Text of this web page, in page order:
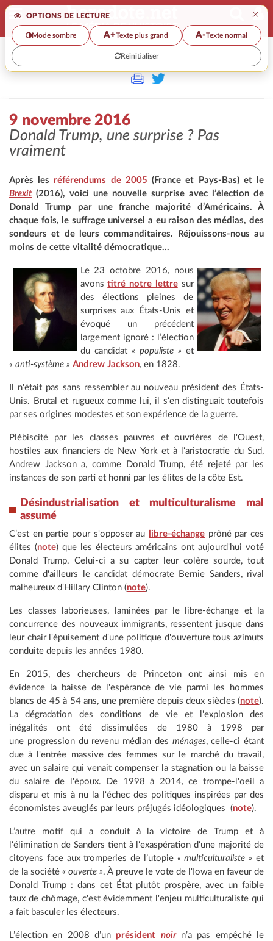
OPTIONS DE LECTURE ×
Mode sombre A+Texte plus grand A-Texte normal
Reinitialiser
>
9 novembre 2016
Donald Trump, une surprise ? Pas
vraiment
Après les référendums de 2005 (France et Pays-Bas) et le
Brexit(2016), voici une nouvelle surprise avec l’élection de
Donald Trump par une franche majorité d’Américains. À
chaque fois, le suffrage universel a eu raison des médias, des
sondeurs et de leurs commanditaires. Réjouissons-nous au
moins de cette vitalité démocratique...
Le 23 octobre 2016, nous
avonstitré notre lettresur
des élections pleines de
surprises aux États-Unis et
évoqué un précédent
largement ignoré : l’élection
du candidat « populiste » et
« anti-système » Andrew Jackson, en 1828.
Il n'était pas sans ressembler au nouveau président des États-
Unis. Brutal et rugueux comme lui, il s'en distinguait toutefois
par ses origines modestes et son expérience de la guerre.
Plébiscité par les classes pauvres et ouvrières de l'Ouest,
hostiles aux financiers de New York et à l'aristocratie du Sud,
Andrew Jackson a, comme Donald Trump, été rejeté par les
instances de son parti et honni par les élites de la côte Est.
Désindustrialisation et multiculturalisme mal
assumé
C’est en partie pour s'opposer au libre-échange prôné par ces
élites (note) que les électeurs américains ont aujourd'hui voté
Donald Trump. Celui-ci a su capter leur colère sourde, tout
comme d'ailleurs le candidat démocrate Bernie Sanders, rival
malheureux d'Hillary Clinton (note).
Les classes laborieuses, laminées par le libre-échange et la
concurrence des nouveaux immigrants, ressentent jusque dans
leur chair l'épuisement d'une politique d'ouverture tous azimuts
conduite depuis les années 1980.
En 2015, des chercheurs de Princeton ont ainsi mis en
évidence la baisse de l'espérance de vie parmi les hommes
blancs de 45 à 54 ans, une première depuis deux siècles (note).
La dégradation des conditions de vie et l'explosion des
inégalités ont été dissimulées de 1980 à 1998 par
une progression du revenu médian des ménages, celle-ci étant
due à l'entrée massive des femmes sur le marché du travail,
avec un salaire qui venait compenser la stagnation ou la baisse
du salaire de l'époux. De 1998 à 2014, ce trompe-l'oeil a
disparu et mis à nu la l'échec des politiques inspirées par des
économistes aveuglés par leurs préjugés idéologiques (note).
L’autre motif qui a conduit à la victoire de Trump et à
l'élimination de Sanders tient à l'exaspération d'une majorité de
citoyens face aux tromperies de l’utopie « multiculturaliste » et
de la société« ouverte ». À preuve le vote de l'Iowa en faveur de
Donald Trump : dans cet État plutôt prospère, avec un faible
taux de chômage, c'est évidemment l'enjeu multiculturaliste qui
a fait basculer les électeurs.
L’élection en 2008 d’un président noirn’a pas empêché le